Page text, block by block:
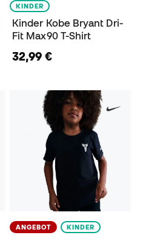
KINDER
Kinder Kobe Bryant Dri-
Fit Max90 T-Shirt
32,99 €
ANGEBOT KINDER